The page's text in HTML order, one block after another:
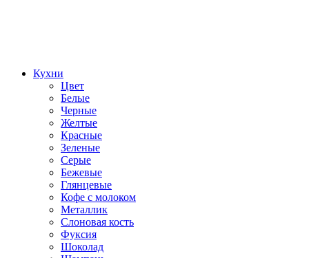
Кухни
Цвет
Белые
Черные
Желтые
Красные
Зеленые
Серые
Бежевые
Глянцевые
Кофе с молоком
Металлик
Слоновая кость
Фуксия
Шоколад